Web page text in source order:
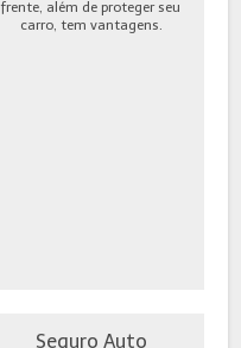
frente, além de proteger seu
carro, tem vantagens.
Seguro Auto